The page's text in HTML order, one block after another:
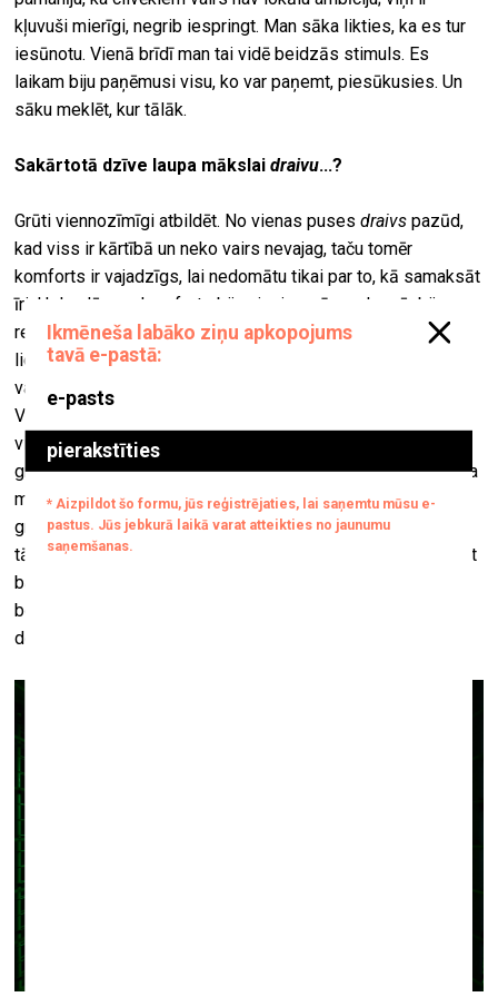
kļuvuši mierīgi, negrib iespringt. Man sāka likties, ka es tur
iesūnotu. Vienā brīdī man tai vidē beidzās stimuls. Es
laikam biju paņēmusi visu, ko var paņemt, piesūkusies. Un
sāku meklēt, kur tālāk.
Sakārtotā dzīve laupa mākslaidraivu...?
Grūti viennozīmīgi atbildēt. No vienas pusesdraivs pazūd,
kad viss ir kārtībā un neko vairs nevajag, taču tomēr
komforts ir vajadzīgs, lai nedomātu tikai par to, kā samaksāt
īri. Holandē man komforts bija visai svarīgs – kamēr biju
rezidencēDe Atleliers,nebija jārūpējas par ikdienišķām
lietām un mierīgi varēja izpausties. Divi gadi rezidencē bija
vajadzīgais laiks, kas sniedza iespēju nedomāt par ikdienu.
Var izlikt visu sevi – Latvijā mākslinieki to nevar atļauties,
viņiem ir jāstrādā un jāpelna nauda. Atvērties ir daudz
grūtāk. Bet vienlaikus Latvijā mākslas vidē man patīk tas, ka
mākslinieki šeit nodarbojas ar mākslu tāpēc, ka viņiem to
gribas darīt, ka tas ir viņu dabiskais dzīvesveids, nevis
tāpēc, ka grib kādam kaut ko pārdot. Jo tirgus jau te nav. Bet
balanss starp komfortu un kreativitāti ir jāatrod, jo gluži arī
bez komforta nav iespējams radīt. Stress laupa iespēju
domāt.